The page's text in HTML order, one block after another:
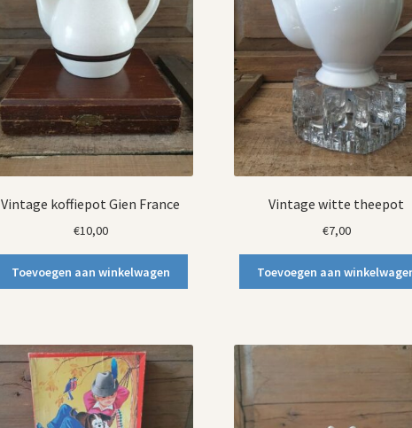
Vintage koffiepot Gien France
€10,00
Toevoegen aan winkelwagen
Vintage witte theepot
€7,00
Toevoegen aan